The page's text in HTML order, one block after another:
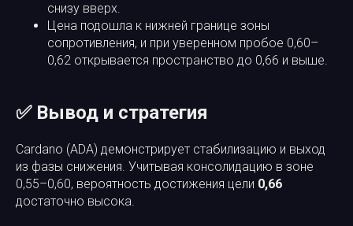
снизу вверх.
Цена подошла к нижней границе зоны
сопротивления, и при уверенном пробое 0,60–
0,62 открывается пространство до 0,66 и выше.
✅ Вывод и стратегия
Cardano (ADA) демонстрирует стабилизацию и выход
из фазы снижения. Учитывая консолидацию в зоне
0,55–0,60, вероятность достижения цели 0,66
достаточно высока.